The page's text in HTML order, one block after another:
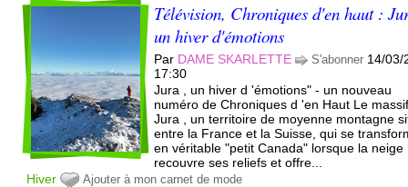
Télévision, Chroniques d'en haut :
un hiver d'émotions
Par DAME SKARLETTE S'abonner 14/03/
17:30
Jura , un hiver d 'émotions" - un nouveau
numéro de Chroniques d 'en Haut Le
Jura , un territoire de moyenne montagne
entre la France et la Suisse, qui se
en véritable "petit Canada" lorsque la neige
recouvre ses reliefs et offre...
Hiver
Ajouter à mon carnet de mode